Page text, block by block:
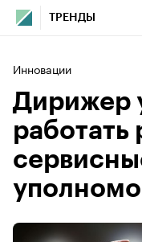
ТРЕНДЫ
Инновации
Дирижер
работать